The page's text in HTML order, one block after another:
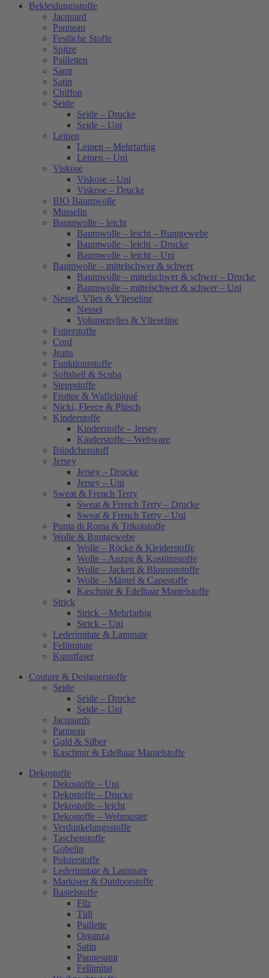
Bekleidungsstoffe
Jacquard
Panneau
Festliche Stoffe
Spitze
Pailletten
Samt
Satin
Chiffon
Seide
Seide – Drucke
Seide – Uni
Leinen
Leinen – Mehrfarbig
Leinen – Uni
Viskose
Viskose – Uni
Viskose – Drucke
BIO Baumwolle
Musselin
Baumwolle – leicht
Baumwolle – leicht – Buntgewebe
Baumwolle – leicht – Drucke
Baumwolle – leicht – Uni
Baumwolle – mittelschwer & schwer
Baumwolle – mittelschwer & schwer – Drucke
Baumwolle – mittelschwer & schwer – Uni
Nessel, Vlies & Vlieseline
Nessel
Volumenvlies & Vlieseline
Futterstoffe
Cord
Jeans
Funktionsstoffe
Softshell & Scuba
Steppstoffe
Frottee & Waffelpiqué
Nicki, Fleece & Plüsch
Kinderstoffe
Kinderstoffe – Jersey
Kinderstoffe – Webware
Bündchenstoff
Jersey
Jersey – Drucke
Jersey – Uni
Sweat & French Terry
Sweat & French Terry – Drucke
Sweat & French Terry – Uni
Punta di Roma & Trikotstoffe
Wolle & Buntgewebe
Wolle – Röcke & Kleiderstoffe
Wolle – Anzug & Kostümstoffe
Wolle – Jacken & Blousonstoffe
Wolle – Mäntel & Capestoffe
Kaschmir & Edelhaar Mantelstoffe
Strick
Strick – Mehrfarbig
Strick – Uni
Lederimitate & Laminate
Fellimitate
Kunstfaser
Couture & Designerstoffe
Seide
Seide – Drucke
Seide – Uni
Jacquards
Panneau
Gold & Silber
Kaschmir & Edelhaar Mantelstoffe
Dekostoffe
Dekostoffe – Uni
Dekostoffe – Drucke
Dekostoffe – leicht
Dekostoffe – Webmuster
Verdunkelungsstoffe
Taschenstoffe
Gobelin
Polsterstoffe
Lederimitate & Laminate
Markisen & Outdoorstoffe
Bastelstoffe
Filz
Tüll
Paillette
Organza
Satin
Pannesamt
Fellimitat